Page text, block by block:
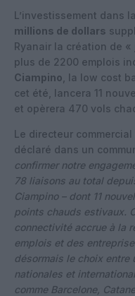
L’investissement dans
millions de dollars
Ryanair la création de «
plus de 2200 emplois
Ciampino , la low cost
cet été, lancera 11
et opèrera 470 vols
Le directeur
déclaré dans un
confirmer notre
78 liaisons au total
Ciampino – dont 11
points chauds estivaux.
connectivité accrue à la
emplois et des
désormais le choix
nationales et
comme Barcelone,